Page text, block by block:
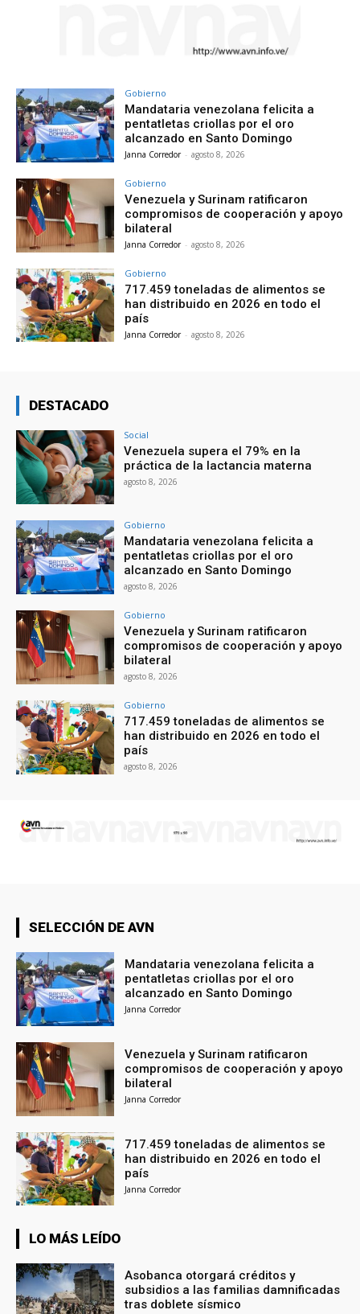
Gobierno
Mandataria venezolana felicita a
pentatletas criollas por el oro
alcanzado en Santo Domingo
Janna Corredor - agosto 8, 2026
Gobierno
Venezuela y Surinam ratificaron
compromisos de cooperación y apoyo
bilateral
Janna Corredor - agosto 8, 2026
Gobierno
717.459 toneladas de alimentos se
han distribuido en 2026 en todo el
país
Janna Corredor - agosto 8, 2026
DESTACADO
Social
Venezuela supera el 79% en la
práctica de la lactancia materna
agosto 8, 2026
Gobierno
Mandataria venezolana felicita a
pentatletas criollas por el oro
alcanzado en Santo Domingo
agosto 8, 2026
Gobierno
Venezuela y Surinam ratificaron
compromisos de cooperación y apoyo
bilateral
agosto 8, 2026
Gobierno
717.459 toneladas de alimentos se
han distribuido en 2026 en todo el
país
agosto 8, 2026
SELECCIÓN DE AVN
Mandataria venezolana felicita a
pentatletas criollas por el oro
alcanzado en Santo Domingo
Janna Corredor
Venezuela y Surinam ratificaron
compromisos de cooperación y apoyo
bilateral
Janna Corredor
717.459 toneladas de alimentos se
han distribuido en 2026 en todo el
país
Janna Corredor
LO MÁS LEÍDO
Asobanca otorgará créditos y
subsidios a las familias damnificadas
tras doblete sísmico